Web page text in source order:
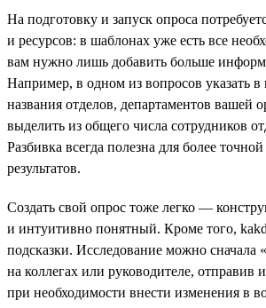
На подготовку и запуск опроса
и ресурсов: в шаблонах уже есть все
вам нужно лишь добавить больше
Например, в одном из вопросов указать в
названия отделов, департаментов вашей
выделить из общего числа сотрудников
Разбивка всегда полезна для более
результатов.
Создать свой опрос тоже легко —
и интуитивно понятный. Кроме того,
подсказки. Исследование можно сначала
на коллегах или руководителе, отправив
при необходимости внести изменения в